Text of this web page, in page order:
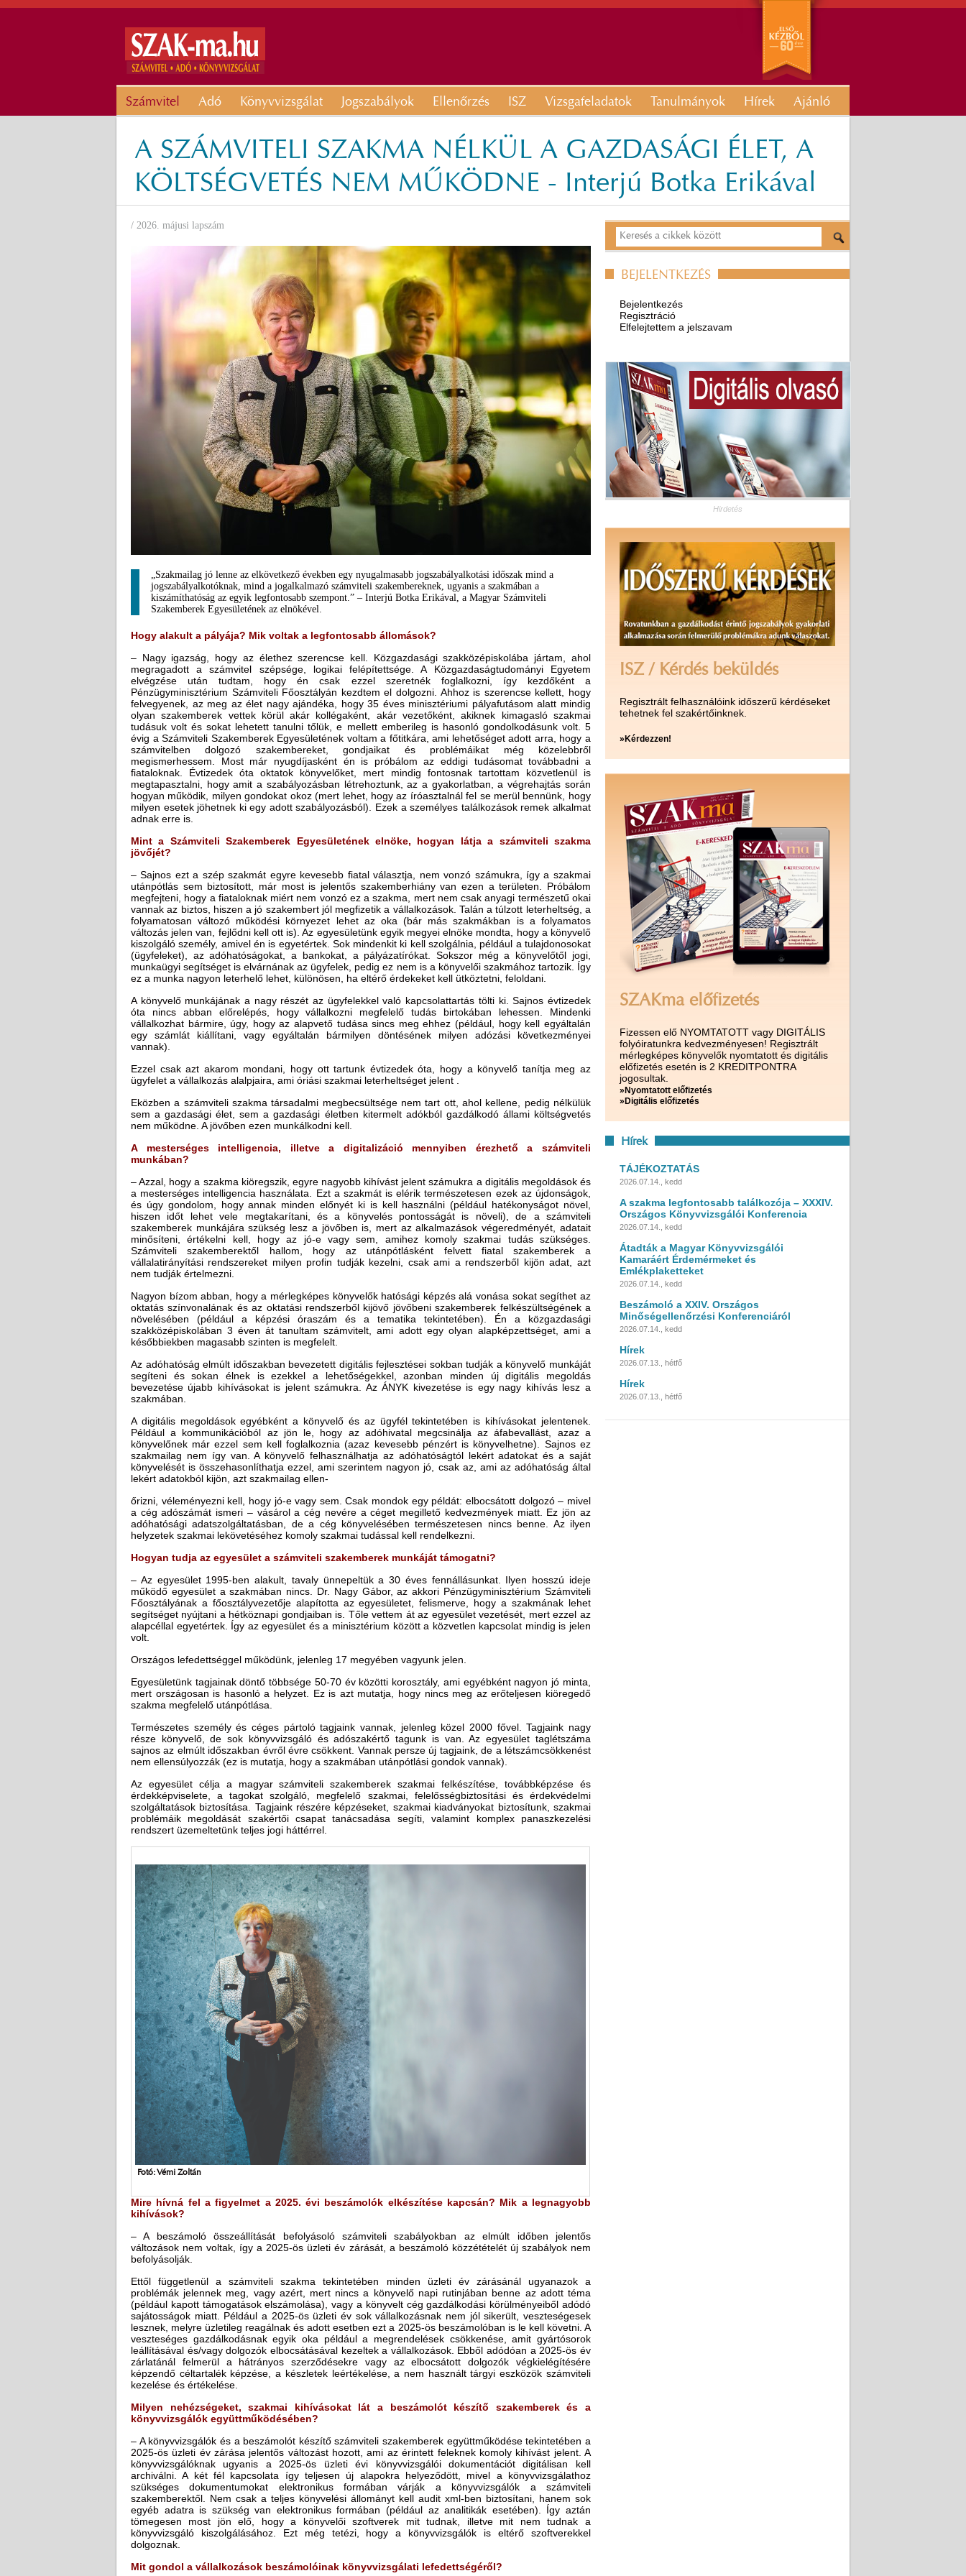
Számvitel Adó Könyvvizsgálat Jogszabályok Ellenőrzés ISZ Vizsgafeladatok Tanulmányok Hírek Ajánló
A SZÁMVITELI SZAKMA NÉLKÜL A GAZDASÁGI ÉLET, A
KÖLTSÉGVETÉS NEM MŰKÖDNE - Interjú Botka Erikával
/ 2026. májusi lapszám
„Szakmailag jó lenne az elkövetkező években egy nyugalmasabb jogszabályalkotási időszak mind a
jogszabályalkotóknak, mind a jogalkalmazó számviteli szakembereknek, ugyanis a szakmában a
kiszámíthatóság az egyik legfontosabb szempont.” – Interjú Botka Erikával, a Magyar Számviteli
Szakemberek Egyesületének az elnökével.
Hogy alakult a pályája? Mik voltak a legfontosabb állomások?
– Nagy igazság, hogy az élethez szerencse kell. Közgazdasági szakközépiskolába jártam, ahol
megragadott a számvitel szépsége, logikai felépítettsége. A Közgazdaságtudományi Egyetem
elvégzése után tudtam, hogy én csak ezzel szeretnék foglalkozni, így kezdőként a
Pénzügyminisztérium Számviteli Főosztályán kezdtem el dolgozni. Ahhoz is szerencse kellett, hogy
felvegyenek, az meg az élet nagy ajándéka, hogy 35 éves minisztériumi pályafutásom alatt mindig
olyan szakemberek vettek körül akár kollégaként, akár vezetőként, akiknek kimagasló szakmai
tudásuk volt és sokat lehetett tanulni tőlük, e mellett emberileg is hasonló gondolkodásunk volt. 5
évig a Számviteli Szakemberek Egyesületének voltam a főtitkára, ami lehetőséget adott arra, hogy a
számvitelben dolgozó szakembereket, gondjaikat és problémáikat még közelebbről
megismerhessem. Most már nyugdíjasként én is próbálom az eddigi tudásomat továbbadni a
fiataloknak. Évtizedek óta oktatok könyvelőket, mert mindig fontosnak tartottam közvetlenül is
megtapasztalni, hogy amit a szabályozásban létrehoztunk, az a gyakorlatban, a végrehajtás során
hogyan működik, milyen gondokat okoz (mert lehet, hogy az íróasztalnál fel se merül bennünk, hogy
milyen esetek jöhetnek ki egy adott szabályozásból). Ezek a személyes találkozások remek alkalmat
adnak erre is.
Mint a Számviteli Szakemberek Egyesületének elnöke, hogyan látja a számviteli szakma
jövőjét?
– Sajnos ezt a szép szakmát egyre kevesebb fiatal választja, nem vonzó számukra, így a szakmai
utánpótlás sem biztosított, már most is jelentős szakemberhiány van ezen a területen. Próbálom
megfejteni, hogy a fiataloknak miért nem vonzó ez a szakma, mert nem csak anyagi természetű okai
vannak az biztos, hiszen a jó szakembert jól megfizetik a vállalkozások. Talán a túlzott leterheltség, a
folyamatosan változó működési környezet lehet az oka (bár más szakmákban is a folyamatos
változás jelen van, fejlődni kell ott is). Az egyesületünk egyik megyei elnöke mondta, hogy a könyvelő
kiszolgáló személy, amivel én is egyetértek. Sok mindenkit ki kell szolgálnia, például a tulajdonosokat
(ügyfeleket), az adóhatóságokat, a bankokat, a pályázatírókat. Sokszor még a könyvelőtől jogi,
munkaügyi segítséget is elvárnának az ügyfelek, pedig ez nem is a könyvelői szakmához tartozik. Így
ez a munka nagyon leterhelő lehet, különösen, ha eltérő érdekeket kell ütköztetni, feloldani.
A könyvelő munkájának a nagy részét az ügyfelekkel való kapcsolattartás tölti ki. Sajnos évtizedek
óta nincs abban előrelépés, hogy vállalkozni megfelelő tudás birtokában lehessen. Mindenki
vállalkozhat bármire, úgy, hogy az alapvető tudása sincs meg ehhez (például, hogy kell egyáltalán
egy számlát kiállítani, vagy egyáltalán bármilyen döntésének milyen adózási következményei
vannak).
Ezzel csak azt akarom mondani, hogy ott tartunk évtizedek óta, hogy a könyvelő tanítja meg az
ügyfelet a vállalkozás alalpjaira, ami óriási szakmai leterheltséget jelent .
Eközben a számviteli szakma társadalmi megbecsültsége nem tart ott, ahol kellene, pedig nélkülük
sem a gazdasági élet, sem a gazdasági életben kitermelt adókból gazdálkodó állami költségvetés
nem működne. A jövőben ezen munkálkodni kell.
A mesterséges intelligencia, illetve a digitalizáció mennyiben érezhető a számviteli
munkában?
– Azzal, hogy a szakma kiöregszik, egyre nagyobb kihívást jelent számukra a digitális megoldások és
a mesterséges intelligencia használata. Ezt a szakmát is elérik természetesen ezek az újdonságok,
és úgy gondolom, hogy annak minden előnyét ki is kell használni (például hatékonyságot növel,
hiszen időt lehet vele megtakarítani, és a könyvelés pontosságát is növeli), de a számviteli
szakemberek munkájára szükség lesz a jövőben is, mert az alkalmazások végeredményét, adatait
minősíteni, értékelni kell, hogy az jó-e vagy sem, amihez komoly szakmai tudás szükséges.
Számviteli szakemberektől hallom, hogy az utánpótlásként felvett fiatal szakemberek a
vállalatirányítási rendszereket milyen profin tudják kezelni, csak ami a rendszerből kijön adat, azt
nem tudják értelmezni.
Nagyon bízom abban, hogy a mérlegképes könyvelők hatósági képzés alá vonása sokat segíthet az
oktatás színvonalának és az oktatási rendszerből kijövő jövőbeni szakemberek felkészültségének a
növelésében (például a képzési óraszám és a tematika tekintetében). Én a közgazdasági
szakközépiskolában 3 éven át tanultam számvitelt, ami adott egy olyan alapképzettséget, ami a
későbbiekben magasabb szinten is megfelelt.
Az adóhatóság elmúlt időszakban bevezetett digitális fejlesztései sokban tudják a könyvelő munkáját
segíteni és sokan élnek is ezekkel a lehetőségekkel, azonban minden új digitális megoldás
bevezetése újabb kihívásokat is jelent számukra. Az ÁNYK kivezetése is egy nagy kihívás lesz a
szakmában.
A digitális megoldások egyébként a könyvelő és az ügyfél tekintetében is kihívásokat jelentenek.
Például a kommunikációból az jön le, hogy az adóhivatal megcsinálja az áfabevallást, azaz a
könyvelőnek már ezzel sem kell foglalkoznia (azaz kevesebb pénzért is könyvelhetne). Sajnos ez
szakmailag nem így van. A könyvelő felhasználhatja az adóhatóságtól lekért adatokat és a saját
könyvelését is összehasonlíthatja ezzel, ami szerintem nagyon jó, csak az, ami az adóhatóság által
lekért adatokból kijön, azt szakmailag ellen-
őrizni, véleményezni kell, hogy jó-e vagy sem. Csak mondok egy példát: elbocsátott dolgozó – mivel
a cég adószámát ismeri – vásárol a cég nevére a céget megillető kedvezmények miatt. Ez jön az
adóhatósági adatszolgáltatásban, de a cég könyvelésében természetesen nincs benne. Az ilyen
helyzetek szakmai lekövetéséhez komoly szakmai tudással kell rendelkezni.
Hogyan tudja az egyesület a számviteli szakemberek munkáját támogatni?
– Az egyesület 1995-ben alakult, tavaly ünnepeltük a 30 éves fennállásunkat. Ilyen hosszú ideje
működő egyesület a szakmában nincs. Dr. Nagy Gábor, az akkori Pénzügyminisztérium Számviteli
Főosztályának a főosztályvezetője alapította az egyesületet, felismerve, hogy a szakmának lehet
segítséget nyújtani a hétköznapi gondjaiban is. Tőle vettem át az egyesület vezetését, mert ezzel az
alapcéllal egyetértek. Így az egyesület és a minisztérium között a közvetlen kapcsolat mindig is jelen
volt.
Országos lefedettséggel működünk, jelenleg 17 megyében vagyunk jelen.
Egyesületünk tagjainak döntő többsége 50-70 év közötti korosztály, ami egyébként nagyon jó minta,
mert országosan is hasonló a helyzet. Ez is azt mutatja, hogy nincs meg az erőteljesen kiöregedő
szakma megfelelő utánpótlása.
Természetes személy és céges pártoló tagjaink vannak, jelenleg közel 2000 fővel. Tagjaink nagy
része könyvelő, de sok könyvvizsgáló és adószakértő tagunk is van. Az egyesület taglétszáma
sajnos az elmúlt időszakban évről évre csökkent. Vannak persze új tagjaink, de a létszámcsökkenést
nem ellensúlyozzák (ez is mutatja, hogy a szakmában utánpótlási gondok vannak).
Az egyesület célja a magyar számviteli szakemberek szakmai felkészítése, továbbképzése és
érdekképviselete, a tagokat szolgáló, megfelelő szakmai, felelősségbiztosítási és érdekvédelmi
szolgáltatások biztosítása. Tagjaink részére képzéseket, szakmai kiadványokat biztosítunk, szakmai
problémáik megoldását szakértői csapat tanácsadása segíti, valamint komplex panaszkezelési
rendszert üzemeltetünk teljes jogi háttérrel.
Fotó: Vémi Zoltán
Mire hívná fel a figyelmet a 2025. évi beszámolók elkészítése kapcsán? Mik a legnagyobb
kihívások?
– A beszámoló összeállítását befolyásoló számviteli szabályokban az elmúlt időben jelentős
változások nem voltak, így a 2025-ös üzleti év zárását, a beszámoló közzétételét új szabályok nem
befolyásolják.
Ettől függetlenül a számviteli szakma tekintetében minden üzleti év zárásánál ugyanazok a
problémák jelennek meg, vagy azért, mert nincs a könyvelő napi rutinjában benne az adott téma
(például kapott támogatások elszámolása), vagy a könyvelt cég gazdálkodási körülményeiből adódó
sajátosságok miatt. Például a 2025-ös üzleti év sok vállalkozásnak nem jól sikerült, veszteségesek
lesznek, melyre üzletileg reagálnak és adott esetben ezt a 2025-ös beszámolóban is le kell követni. A
veszteséges gazdálkodásnak egyik oka például a megrendelések csökkenése, amit gyártósorok
leállításával és/vagy dolgozók elbocsátásával kezeltek a vállalkozások. Ebből adódóan a 2025-ös év
zárlatánál felmerül a hátrányos szerződésekre vagy az elbocsátott dolgozók végkielégítésére
képzendő céltartalék képzése, a készletek leértékelése, a nem használt tárgyi eszközök számviteli
kezelése és értékelése.
Milyen nehézségeket, szakmai kihívásokat lát a beszámolót készítő szakemberek és a
könyvvizsgálók együttműködésében?
– A könyvvizsgálók és a beszámolót készítő számviteli szakemberek együttműködése tekintetében a
2025-ös üzleti év zárása jelentős változást hozott, ami az érintett feleknek komoly kihívást jelent. A
könyvvizsgálóknak ugyanis a 2025-ös üzleti évi könyvvizsgálói dokumentációt digitálisan kell
archiválni. A két fél kapcsolata így teljesen új alapokra helyeződött, mivel a könyvvizsgálathoz
szükséges dokumentumokat elektronikus formában várják a könyvvizsgálók a számviteli
szakemberektől. Nem csak a teljes könyvelési állományt kell audit xml-ben biztosítani, hanem sok
egyéb adatra is szükség van elektronikus formában (például az analitikák esetében). Így aztán
tömegesen most jön elő, hogy a könyvelői szoftverek mit tudnak, illetve mit nem tudnak a
könyvvizsgáló kiszolgálásához. Ezt még tetézi, hogy a könyvvizsgálók is eltérő szoftverekkel
dolgoznak.
Mit gondol a vállalkozások beszámolóinak könyvvizsgálati lefedettségéről?
BEJELENTKEZÉS
Bejelentkezés
Regisztráció
Elfelejtettem a jelszavam
Hirdetés
ISZ / Kérdés beküldés
Regisztrált felhasználóink időszerű kérdéseket
tehetnek fel szakértőinknek.
»Kérdezzen!
SZAKma előfizetés
Fizessen elő NYOMTATOTT vagy DIGITÁLIS
folyóiratunkra kedvezményesen! Regisztrált
mérlegképes könyvelők nyomtatott és digitális
előfizetés esetén is 2 KREDITPONTRA
jogosultak.
»Nyomtatott előfizetés
»Digitális előfizetés
Hírek
TÁJÉKOZTATÁS
2026.07.14., kedd
A szakma legfontosabb találkozója – XXXIV.
Országos Könyvvizsgálói Konferencia
2026.07.14., kedd
Átadták a Magyar Könyvvizsgálói
Kamaráért Érdemérmeket és
Emlékplaketteket
2026.07.14., kedd
Beszámoló a XXIV. Országos
Minőségellenőrzési Konferenciáról
2026.07.14., kedd
Hírek
2026.07.13., hétfő
Hírek
2026.07.13., hétfő